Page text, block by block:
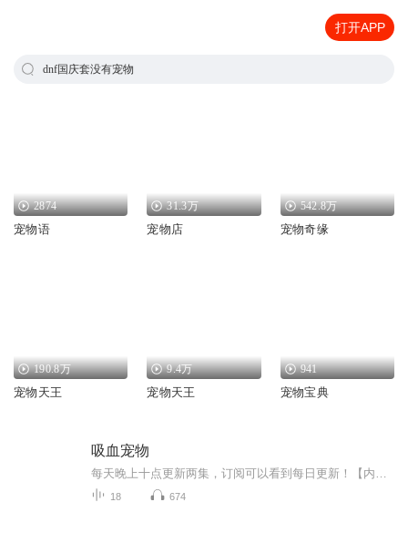
打开APP
dnf国庆套没有宠物
2874
宠物语
31.3万
宠物店
542.8万
宠物奇缘
190.8万
宠物天王
9.4万
宠物天王
941
宠物宝典
吸血宠物
18 674